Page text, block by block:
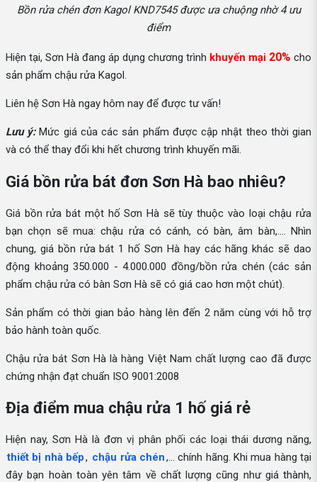
Bồn rửa chén đơn Kagol KND7545 được ưa chuộng nhờ 4 ưu
điểm
Hiện tại, Sơn Hà đang áp dụng chương trình khuyến mại 20% cho
sản phẩm chậu rửa Kagol.
Liên hệ Sơn Hà ngay hôm nay để được tư vấn!
Lưu ý: Mức giá của các sản phẩm được cập nhật theo thời gian
và có thể thay đổi khi hết chương trình khuyến mãi.
Giá bồn rửa bát đơn Sơn Hà bao nhiêu?
Giá bồn rửa bát một hố Sơn Hà sẽ tùy thuộc vào loại chậu rửa
bạn chọn sẽ mua: chậu rửa có cánh, có bàn, âm bàn,.... Nhìn
chung, giá bồn rửa bát 1 hố Sơn Hà hay các hãng khác sẽ dao
động khoảng 350.000 - 4.000.000 đồng/bồn rửa chén (các sản
phẩm chậu rửa có bàn Sơn Hà sẽ có giá cao hơn một chút).
Sản phẩm có thời gian bảo hàng lên đến 2 năm cùng với hỗ trợ
bảo hành toàn quốc.
Chậu rửa bát Sơn Hà là hàng Việt Nam chất lượng cao đã được
chứng nhận đạt chuẩn ISO 9001:2008
Địa điểm mua chậu rửa 1 hố giá rẻ
Hiện nay, Sơn Hà là đơn vị phân phối các loại thái dương năng,
thiết bị nhà bếp, chậu rửa chén,... chính hãng. Khi mua hàng tại
đây bạn hoàn toàn yên tâm về chất lượng cũng như giá thành,